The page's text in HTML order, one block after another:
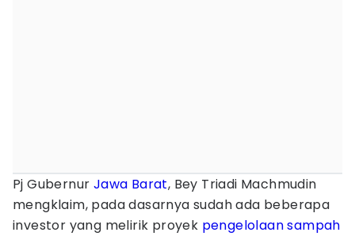
Pj Gubernur Jawa Barat, Bey Triadi Machmudin
mengklaim, pada dasarnya sudah ada beberapa
investor yang melirik proyek pengelolaan sampah